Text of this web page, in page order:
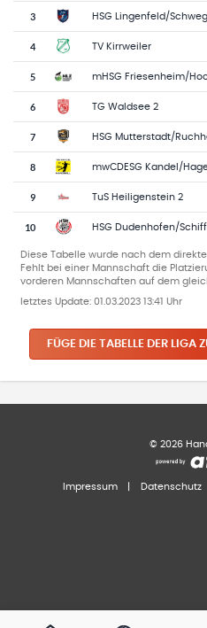
3
4 TV Kirrweiler
5 mHSG Friesenheim/
6 TG Waldsee 2
7 HSG Mutterstadt/
8 mwCDESG Kandel/
9 TuS Heiligenstein 2
10
Diese Tabelle wurde nach dem
Fehlt bei einer Mannschaft die
vorderen Mannschaften auf dem
letztes Update: 01.03.2023 13:41 Uhr
FÜGE DIE TABELLE DER LIGA
© 2026
Impressum Datenschutz